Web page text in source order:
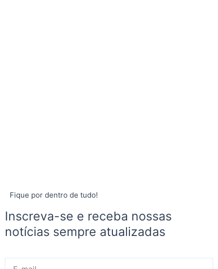
Fique por dentro de tudo!
Inscreva-se e receba nossas
notícias sempre atualizadas